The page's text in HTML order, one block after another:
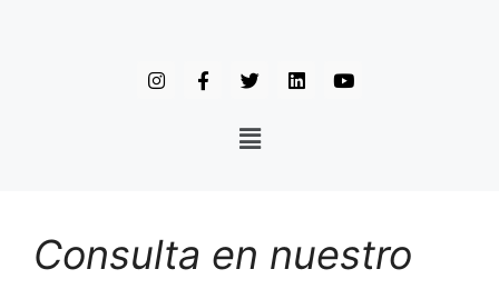
Consulta en nuestro